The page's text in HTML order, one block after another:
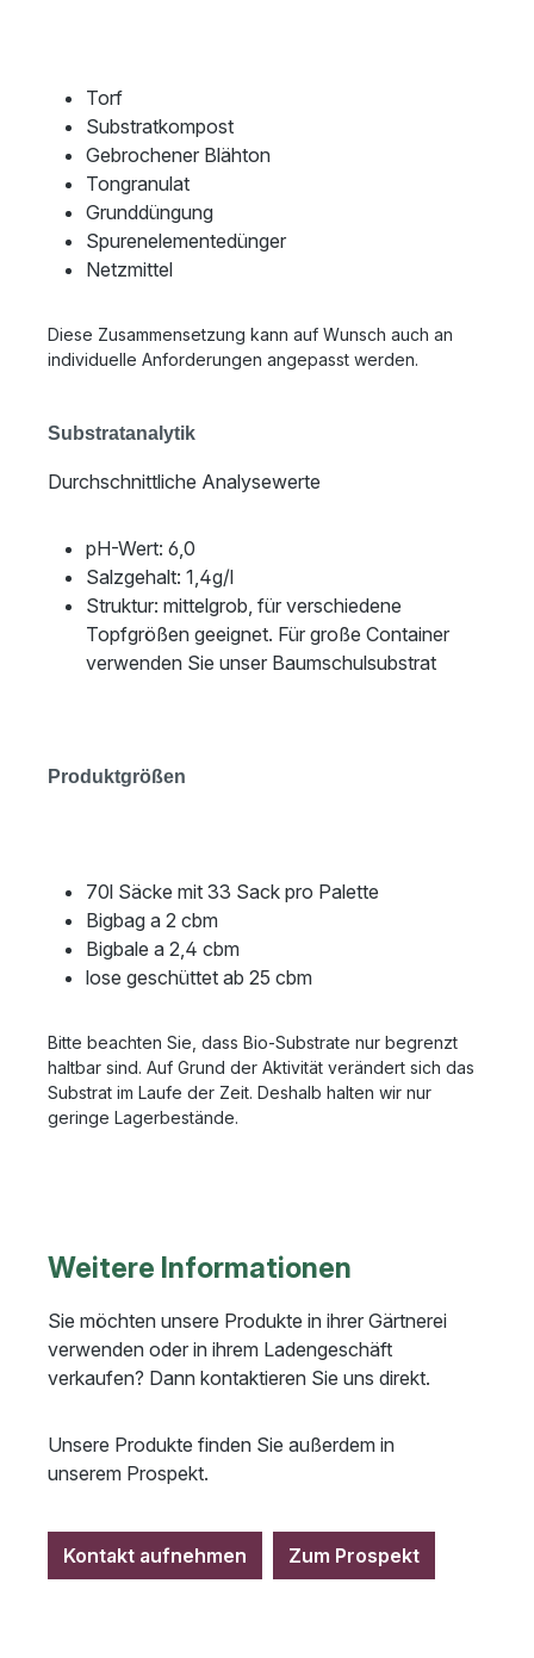
Torf
Substratkompost
Gebrochener Blähton
Tongranulat
Grunddüngung
Spurenelementedünger
Netzmittel
Diese Zusammensetzung kann auf Wunsch auch an
individuelle Anforderungen angepasst werden.
Substratanalytik
Durchschnittliche Analysewerte
pH-Wert: 6,0
Salzgehalt: 1,4g/l
Struktur: mittelgrob, für verschiedene
Topfgrößen geeignet. Für große Container
verwenden Sie unser Baumschulsubstrat
Produktgrößen
70l Säcke mit 33 Sack pro Palette
Bigbag a 2 cbm
Bigbale a 2,4 cbm
lose geschüttet ab 25 cbm
Bitte beachten Sie, dass Bio-Substrate nur begrenzt
haltbar sind. Auf Grund der Aktivität verändert sich das
Substrat im Laufe der Zeit. Deshalb halten wir nur
geringe Lagerbestände.
Weitere Informationen
Sie möchten unsere Produkte in ihrer Gärtnerei
verwenden oder in ihrem Ladengeschäft
verkaufen? Dann kontaktieren Sie uns direkt.
Unsere Produkte finden Sie außerdem in
unserem Prospekt.
Kontakt aufnehmen Zum Prospekt